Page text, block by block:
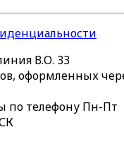
В.О. 33
оформленных
по телефону Пн-Пт